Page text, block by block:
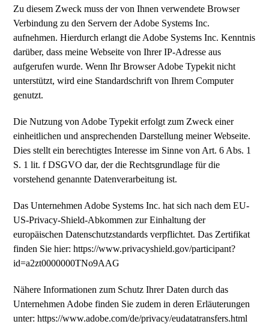
Zu diesem Zweck muss der von Ihnen verwendete Browser
Verbindung zu den Servern der Adobe Systems Inc.
aufnehmen. Hierdurch erlangt die Adobe Systems Inc. Kenntnis
darüber, dass meine Webseite von Ihrer IP-Adresse aus
aufgerufen wurde. Wenn Ihr Browser Adobe Typekit nicht
unterstützt, wird eine Standardschrift von Ihrem Computer
genutzt.
Die Nutzung von Adobe Typekit erfolgt zum Zweck einer
einheitlichen und ansprechenden Darstellung meiner Webseite.
Dies stellt ein berechtigtes Interesse im Sinne von Art. 6 Abs. 1
S. 1 lit. f DSGVO dar, der die Rechtsgrundlage für die
vorstehend genannte Datenverarbeitung ist.
Das Unternehmen Adobe Systems Inc. hat sich nach dem EU-
US-Privacy-Shield-Abkommen zur Einhaltung der
europäischen Datenschutzstandards verpflichtet. Das Zertifikat
finden Sie hier: https://www.privacyshield.gov/participant?
id=a2zt0000000TNo9AAG
Nähere Informationen zum Schutz Ihrer Daten durch das
Unternehmen Adobe finden Sie zudem in deren Erläuterungen
unter: https://www.adobe.com/de/privacy/eudatatransfers.html